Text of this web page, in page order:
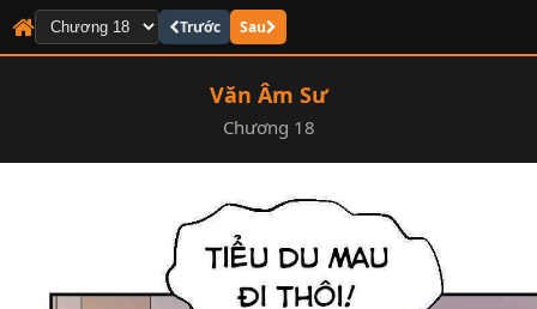
Trước Sau
Văn Âm Sư
Chương 18